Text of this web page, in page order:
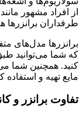
از افراد مشهور
طرفداران برانزرها
برانزرها مدل‌های
که شما می‌توانید
کنید. همچنین شما
مایع تهیه و استفاده
تفاوت برانزر و